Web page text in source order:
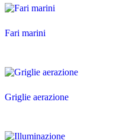
Fari marini
Griglie aerazione